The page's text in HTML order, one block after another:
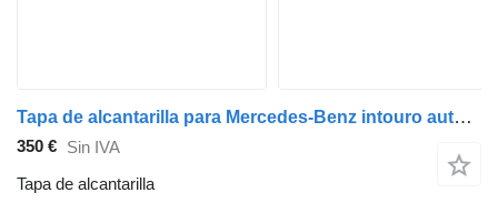
Tapa de alcantarilla para Mercedes-Benz intouro autobús
350 € Sin IVA
Tapa de alcantarilla